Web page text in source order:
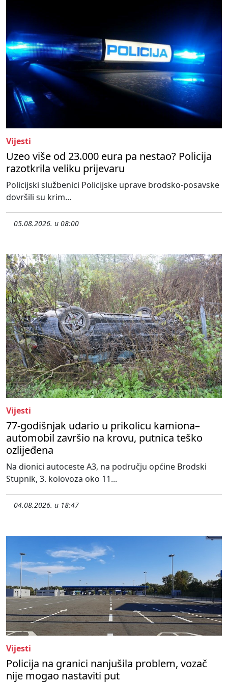
Vijesti
Uzeo više od 23.000 eura pa nestao? Policija
razotkrila veliku prijevaru
Policijski službenici Policijske uprave brodsko-posavske
dovršili su krim...
05.08.2026. u 08:00
Vijesti
77-godišnjak udario u prikolicu kamiona–
automobil završio na krovu, putnica teško
ozlijeđena
Na dionici autoceste A3, na području općine Brodski
Stupnik, 3. kolovoza oko 11...
04.08.2026. u 18:47
Vijesti
Policija na granici nanjušila problem, vozač
nije mogao nastaviti put